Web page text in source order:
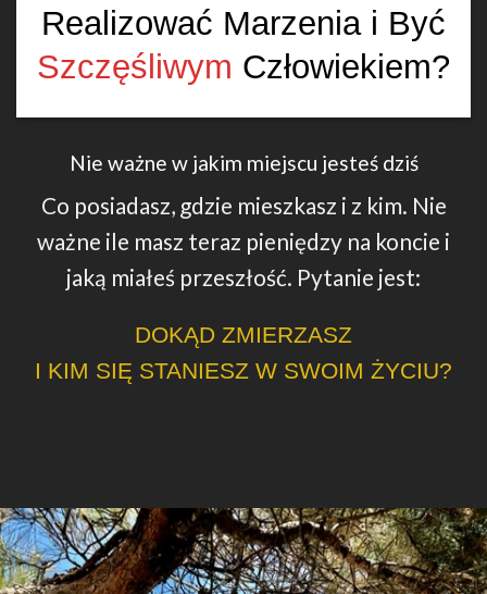
Realizować Marzenia i Być
Szczęśliwym Człowiekiem?
Nie ważne w jakim miejscu jesteś dziś
Co posiadasz, gdzie mieszkasz i z kim. Nie
ważne ile masz teraz pieniędzy na koncie i
jaką miałeś przeszłość. Pytanie jest:
DOKĄD ZMIERZASZ
I KIM SIĘ STANIESZ W SWOIM ŻYCIU?